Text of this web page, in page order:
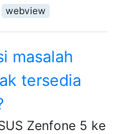
webview
masalah
tersedia
Zenfone 5 ke